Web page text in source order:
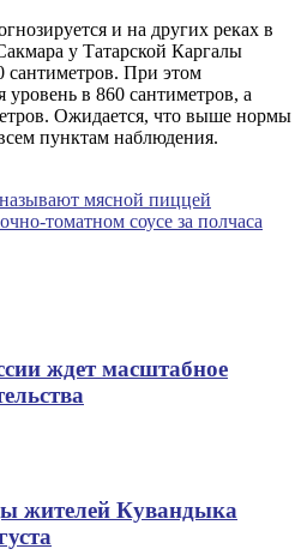
и на других реках в
у Татарской Каргалы
сантиметров. При этом
уровень в 860 сантиметров, а
Ожидается, что выше нормы
пунктам наблюдения.
мясной пиццей
томатном соусе за полчаса
ждет масштабное
жителей Кувандыка